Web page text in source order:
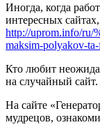
Иногда, когда
интересных
http://uprom.info/ru/
maksim-polyakov-
Кто любит
на случайный сайт.
На сайте
мудрецов,